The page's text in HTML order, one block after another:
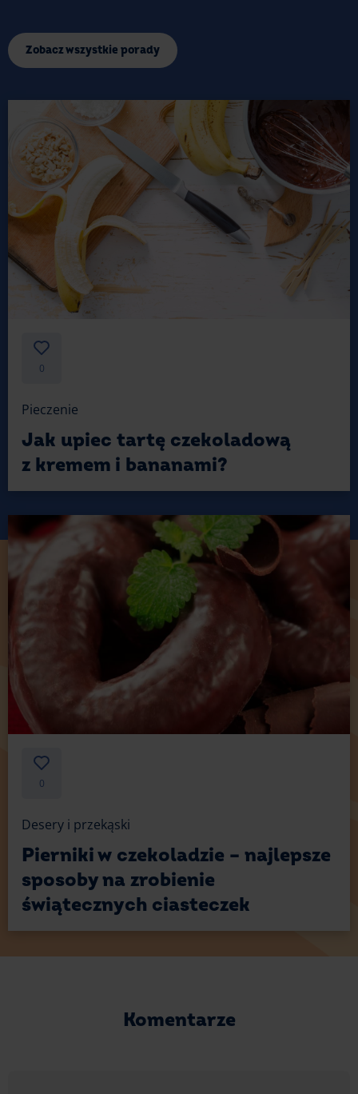
Zobacz wszystkie porady
0
Pieczenie
Jak upiec tartę czekoladową
z kremem i bananami?
0
Desery i przekąski
Pierniki w czekoladzie – najlepsze
sposoby na zrobienie
świątecznych ciasteczek
Komentarze